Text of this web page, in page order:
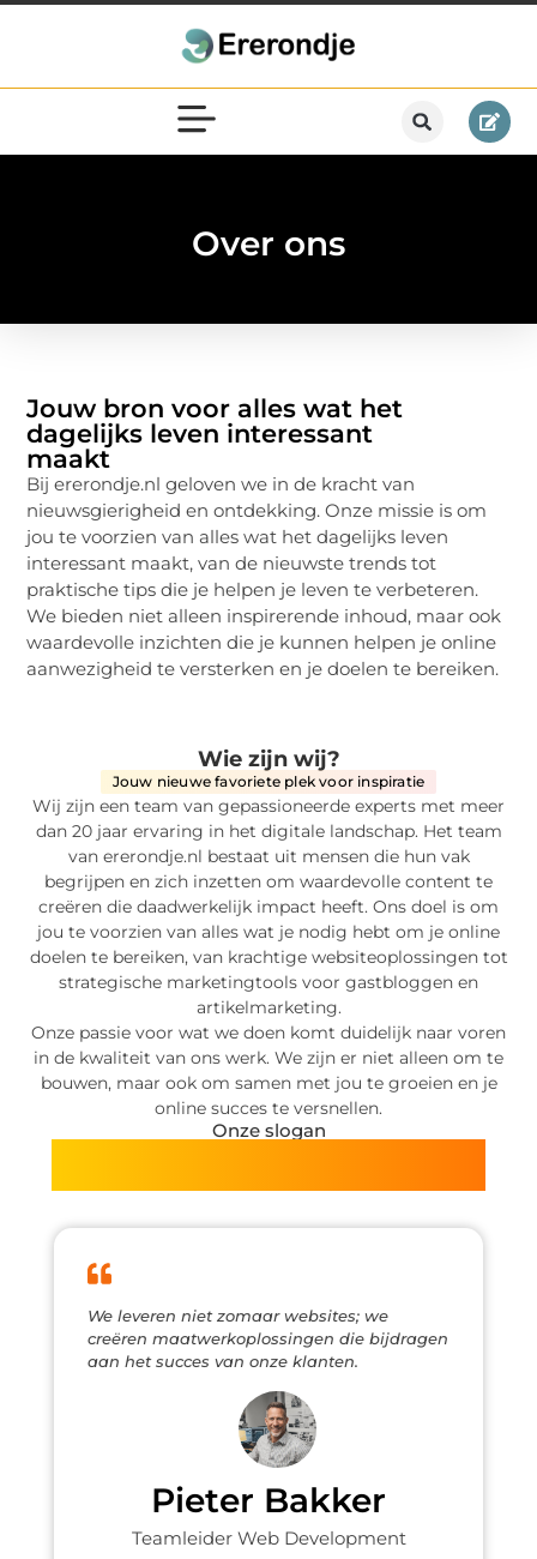
Over ons
Jouw bron voor alles wat het
dagelijks leven interessant
maakt
Bij ererondje.nl geloven we in de kracht van
nieuwsgierigheid en ontdekking. Onze missie is om
jou te voorzien van alles wat het dagelijks leven
interessant maakt, van de nieuwste trends tot
praktische tips die je helpen je leven te verbeteren.
We bieden niet alleen inspirerende inhoud, maar ook
waardevolle inzichten die je kunnen helpen je online
aanwezigheid te versterken en je doelen te bereiken.
Wie zijn wij?
Jouw nieuwe favoriete plek voor inspiratie
Wij zijn een team van gepassioneerde experts met meer
dan 20 jaar ervaring in het digitale landschap. Het team
van ererondje.nl bestaat uit mensen die hun vak
begrijpen en zich inzetten om waardevolle content te
creëren die daadwerkelijk impact heeft. Ons doel is om
jou te voorzien van alles wat je nodig hebt om je online
doelen te bereiken, van krachtige websiteoplossingen tot
strategische marketingtools voor gastbloggen en
artikelmarketing.
Onze passie voor wat we doen komt duidelijk naar voren
in de kwaliteit van ons werk. We zijn er niet alleen om te
bouwen, maar ook om samen met jou te groeien en je
online succes te versnellen.
Onze slogan
We leveren niet zomaar websites; we
creëren maatwerkoplossingen die bijdragen
aan het succes van onze klanten.
Pieter Bakker
Teamleider Web Development